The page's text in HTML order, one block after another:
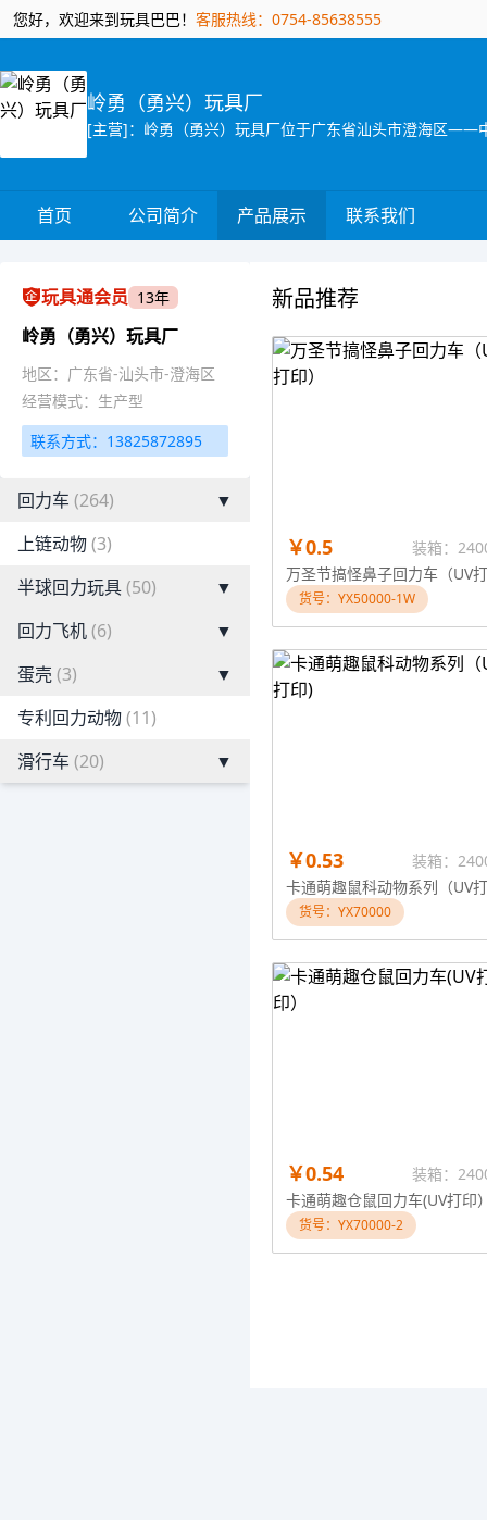
您好，欢迎来到玩具巴巴！ 客服热线：0754-85638555
岭勇（勇兴）玩具厂
首页 公司简介 产品展示 联系我们
玩具通会员 13年
岭勇（勇兴）玩具厂
地区：广东省-汕头市-澄海区
经营模式：生产型
联系方式：13825872895
回力车 (264)
▼
上链动物(3)
半球回力玩具(50)
▼
回力飞机(6)
▼
蛋壳(3)
▼
专利回力动物(11)
滑行车 (20) ▼
新品推荐
￥0.5 装箱：
货号：YX50000-1W
￥0.53
装箱：
卡通萌趣鼠科动物系列（UV
货号：YX70000
￥0.54
装箱：
卡通萌趣仓鼠回力车(UV打印
货号：YX70000-2